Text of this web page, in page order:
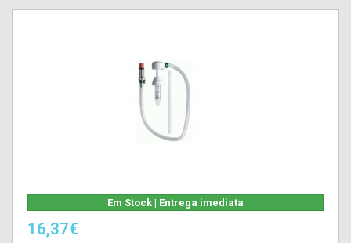
Em Stock | Entrega imediata
16,37€